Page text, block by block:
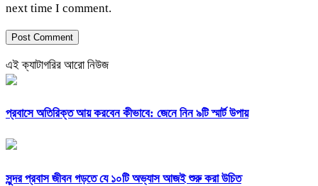
next time I comment.
এই ক্যাটাগরির আরো নিউজ
প্রবাসে অতিরিক্ত আয় করবেন কীভাবে: জেনে নিন ৯টি স্মার্ট উপায়
সুন্দর প্রবাস জীবন গড়তে যে ১০টি অভ্যাস আজই শুরু করা উচিত